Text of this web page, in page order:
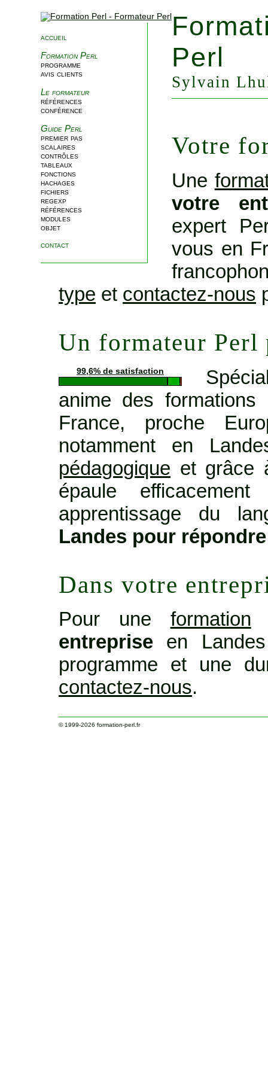
accueil
Formation Perl
programme
avis clients
Le formateur
références
conférence
Guide Perl
premier pas
scalaires
contrôles
tableaux
fonctions
hachages
fichiers
regexp
références
modules
objet
contact
Perl
Sylvain
Votre
Une
votre
expert
vous en
type et contactez-nous
Un formateur Perl
99,6% de satisfaction
anime des
France, proche
notamment en
pédagogique et grâce
épaule
apprentissage du
Landes pour
Dans votre
Pour une formation
entreprise en
programme et une
contactez-nous.
© 1999-2026 formation-perl.fr